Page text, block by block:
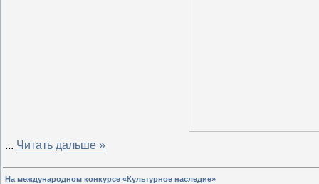
... Читать дальше »
На международном конкурсе «Культурное наследие»